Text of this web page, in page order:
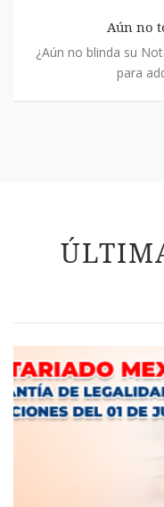
Aún no
¿Aún no blinda su
para